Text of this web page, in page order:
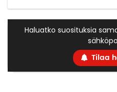
Haluatko suosituksia
Tilaa